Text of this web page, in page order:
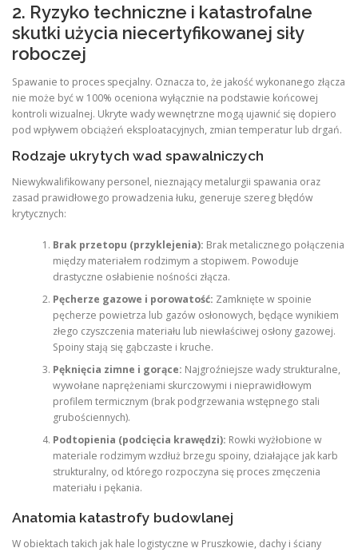
2. Ryzyko techniczne i katastrofalne
skutki użycia niecertyfikowanej siły
roboczej
Spawanie to proces specjalny. Oznacza to, że jakość wykonanego złącza
nie może być w 100% oceniona wyłącznie na podstawie końcowej
kontroli wizualnej. Ukryte wady wewnętrzne mogą ujawnić się dopiero
pod wpływem obciążeń eksploatacyjnych, zmian temperatur lub drgań.
Rodzaje ukrytych wad spawalniczych
Niewykwalifikowany personel, nieznający metalurgii spawania oraz
zasad prawidłowego prowadzenia łuku, generuje szereg błędów
krytycznych:
Brak przetopu (przyklejenia): Brak metalicznego połączenia
między materiałem rodzimym a stopiwem. Powoduje
drastyczne osłabienie nośności złącza.
Pęcherze gazowe i porowatość: Zamknięte w spoinie
pęcherze powietrza lub gazów osłonowych, będące wynikiem
złego czyszczenia materiału lub niewłaściwej osłony gazowej.
Spoiny stają się gąbczaste i kruche.
Pęknięcia zimne i gorące: Najgroźniejsze wady strukturalne,
wywołane naprężeniami skurczowymi i nieprawidłowym
profilem termicznym (brak podgrzewania wstępnego stali
grubościennych).
Podtopienia (podcięcia krawędzi): Rowki wyżłobione w
materiale rodzimym wzdłuż brzegu spoiny, działające jak karb
strukturalny, od którego rozpoczyna się proces zmęczenia
materiału i pękania.
Anatomia katastrofy budowlanej
W obiektach takich jak hale logistyczne w Pruszkowie, dachy i ściany